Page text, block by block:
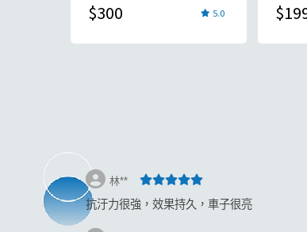
返回
$300 5.0
林**
抗汙力很強，效果持久，車子很亮